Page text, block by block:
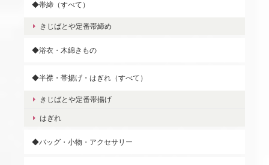
◆帯締（すべて）
きじばとや定番帯締め
◆浴衣・木綿きもの
◆半襟・帯揚げ・はぎれ（すべて）
きじばとや定番帯揚げ
はぎれ
◆バッグ・小物・アクセサリー